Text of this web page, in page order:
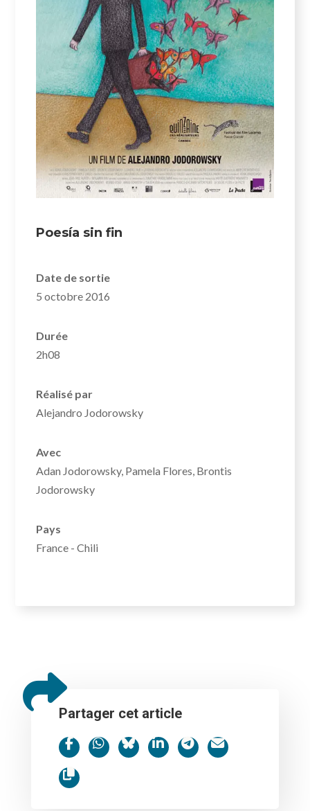
Poesía sin fin
Date de sortie
5 octobre 2016
Durée
2h08
Réalisé par
Alejandro Jodorowsky
Avec
Adan Jodorowsky, Pamela Flores, Brontis
Jodorowsky
Pays
France - Chili
Partager cet article